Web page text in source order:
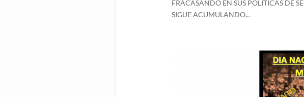
FRACASANDO EN SUS POLÍTICAS DE
SIGUE ACUMULANDO...